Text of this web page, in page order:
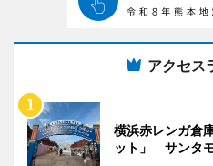
アクセス
横浜赤レンガ倉
ット」 サンタ